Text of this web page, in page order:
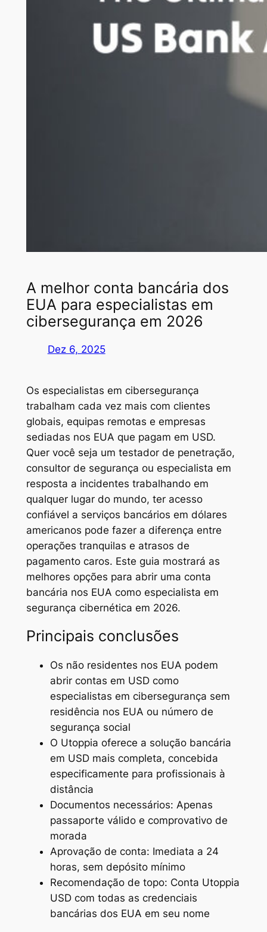
A melhor conta bancária dos
EUA para especialistas em
cibersegurança em 2026
Dez 6, 2025
Os especialistas em cibersegurança
trabalham cada vez mais com clientes
globais, equipas remotas e empresas
sediadas nos EUA que pagam em USD.
Quer você seja um testador de penetração,
consultor de segurança ou especialista em
resposta a incidentes trabalhando em
qualquer lugar do mundo, ter acesso
confiável a serviços bancários em dólares
americanos pode fazer a diferença entre
operações tranquilas e atrasos de
pagamento caros. Este guia mostrará as
melhores opções para abrir uma conta
bancária nos EUA como especialista em
segurança cibernética em 2026.
Principais conclusões
Os não residentes nos EUA podem
abrir contas em USD como
especialistas em cibersegurança sem
residência nos EUA ou número de
segurança social
O Utoppia oferece a solução bancária
em USD mais completa, concebida
especificamente para profissionais à
distância
Documentos necessários: Apenas
passaporte válido e comprovativo de
morada
Aprovação de conta: Imediata a 24
horas, sem depósito mínimo
Recomendação de topo: Conta Utoppia
USD com todas as credenciais
bancárias dos EUA em seu nome